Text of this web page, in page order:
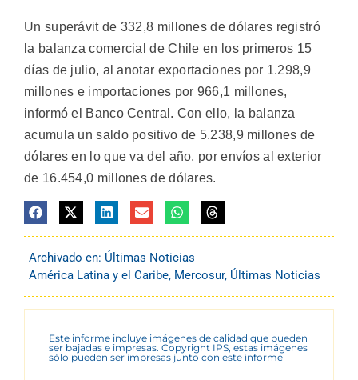
Un superávit de 332,8 millones de dólares registró
la balanza comercial de Chile en los primeros 15
días de julio, al anotar exportaciones por 1.298,9
millones e importaciones por 966,1 millones,
informó el Banco Central. Con ello, la balanza
acumula un saldo positivo de 5.238,9 millones de
dólares en lo que va del año, por envíos al exterior
de 16.454,0 millones de dólares.
Archivado en: Últimas Noticias
América Latina y el Caribe, Mercosur, Últimas Noticias
Este informe incluye imágenes de calidad que pueden
ser bajadas e impresas. Copyright IPS, estas imágenes
sólo pueden ser impresas junto con este informe